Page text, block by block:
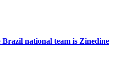
Brazil national team is Zinedine